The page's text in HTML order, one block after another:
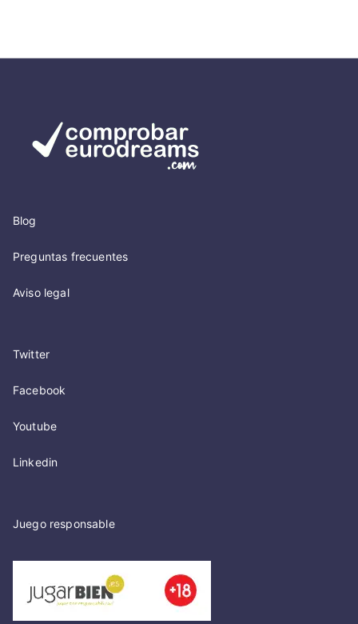
Blog
Preguntas frecuentes
Aviso legal
Twitter
Facebook
Youtube
Linkedin
Juego responsable